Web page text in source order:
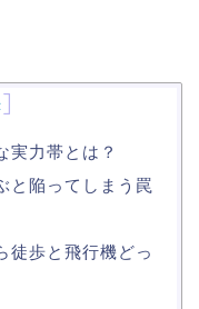
]
実力帯とは？
と陥ってしまう罠
徒歩と飛行機どっ